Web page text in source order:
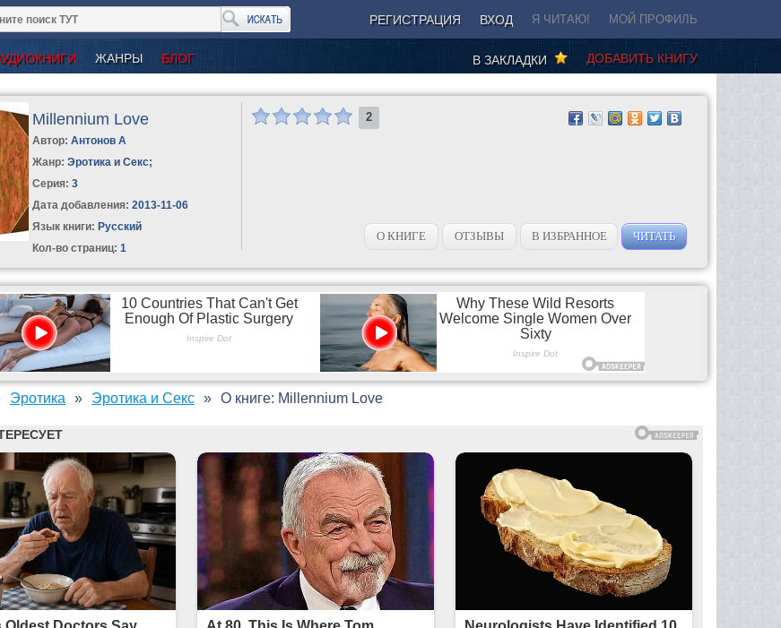
РЕГИСТРАЦИЯ ВХОД Я ЧИТАЮ! МОЙ ПРОФИЛЬ
ЖАНРЫ БЛОГ ДОБАВИТЬ КНИГУ
В ЗАКЛАДКИ
Millennium Love
Автор:Антонов А
Жанр: Эротика и Секс;
Серия:3
Дата добавления: 2013-11-06
Язык книги: Русский
Кол-во страниц: 1
2
О КНИГЕ ОТЗЫВЫ В ИЗБРАННОЕ ЧИТАТЬ
Эротика Эротика и Секс О книге: Millennium Love